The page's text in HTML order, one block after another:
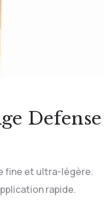
Defense
fine et ultra-légère.
rapide.